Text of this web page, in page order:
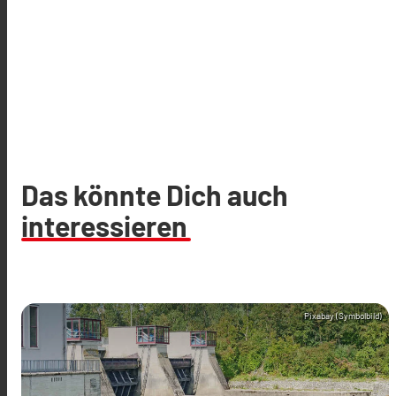
Das könnte Dich auch
interessieren
Pixabay (Symbolbild)